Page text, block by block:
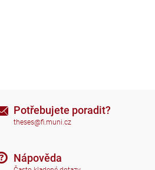
Potřebujete poradit?
theses@fi.muni.cz
Nápověda